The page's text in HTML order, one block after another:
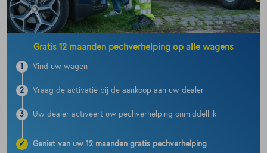
Gratis 12 maanden pechverhelping op alle wagens
1 Vind uw wagen
2 Vraag de activatie bij de aankoop aan uw dealer
3 Uw dealer activeert uw pechverhelping onmiddellijk
✓
Geniet van uw 12 maanden gratis pechverhelping